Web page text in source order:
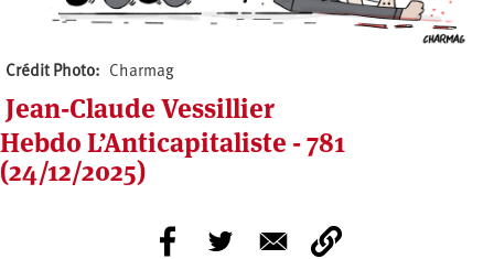
Crédit Photo Charmag
Jean-Claude Vessillier
Hebdo L’Anticapitaliste - 781
(24/12/2025)